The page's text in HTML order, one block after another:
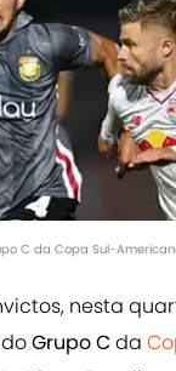
C da Copa Sul-
nesta
Grupo Cda